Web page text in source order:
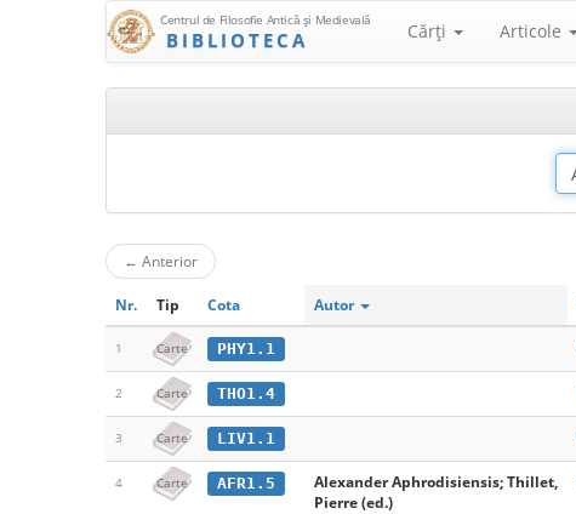
Centrul de Filosofie Antică şi Medievală
BIBLIOTECA Cărţi Articole
← Anterior
Nr. Tip Cota Autor
1 Carte PHY1.1
2 Carte THO1.4
3 Carte LIV1.1
4 Carte AFR1.5
Alexander Aphrodisiensis; Thillet,
Pierre (ed.)